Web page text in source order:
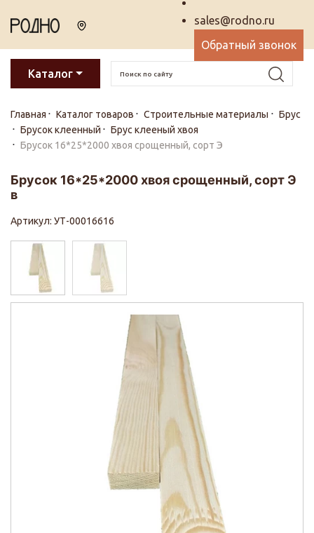
sales@rodno.ru
Обратный звонок
Каталог
Главная Каталог товаров Строительные материалы
Брус
Брусок клеенный
Брус клееный хвоя
Брусок 16*25*2000 хвоя срощенный, сорт Э
Брусок 16*25*2000 хвоя срощенный, сорт Э
в
Артикул: УТ-00016616